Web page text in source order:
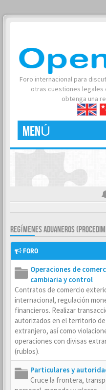
Foro internacional para
otras cuestiones legales
obtenga una
MENÚ
REGÍMENES ADUANEROS
FORO
Operaciones de
cambiaria y control
Contratos de comercio
internacional, regulación
financieros. Realizar
autorizados en el territorio
extranjero, así como
operaciones con divisas
(rublos).
Particulares y
Cruce la frontera,